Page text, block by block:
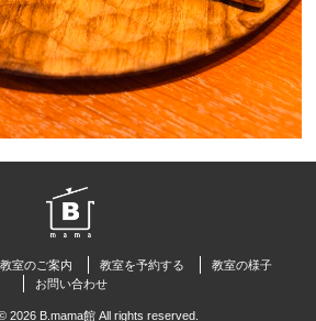
教室のご案内 教室を予約する
教室の様子
お問い合わせ
2026 B.mama館 All rights reserved.